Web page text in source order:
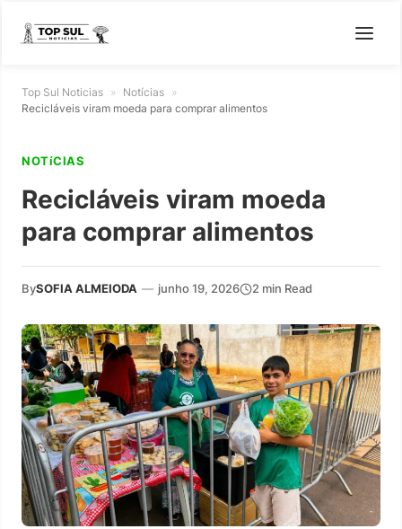
Top Sul Noticias » Notícias »
Recicláveis viram moeda para comprar alimentos
NOTíCIAS
Recicláveis viram moeda
para comprar alimentos
BySOFIA ALMEIODA — junho 19, 2026 2 min Read